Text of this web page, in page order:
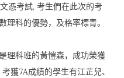
憑考試, 考生們在此次的考
理科的優勢， 及格率標青。
理科班的黃愷森， 成功榮獲
考獲7A成績的學生有江芷兒、